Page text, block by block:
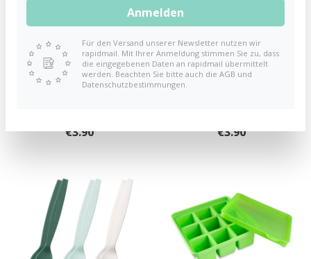
Baby Spoon 6pack
€3.90
Baby Spoon 6pack
€3.90
Anmelden
Für den Versand unserer Newsletter nutzen wir
rapidmail. Mit Ihrer Anmeldung stimmen Sie zu, dass
die eingegebenen Daten an rapidmail übermittelt
werden. Beachten Sie bitte auch die AGB und
Datenschutzbestimmungen.